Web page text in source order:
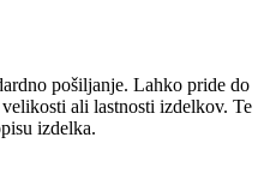
pošiljanje. Lahko pride do
ali lastnosti izdelkov. Te
izdelka.